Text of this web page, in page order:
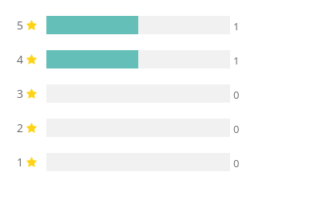
5 1
4 1
3 0
2 0
1 0